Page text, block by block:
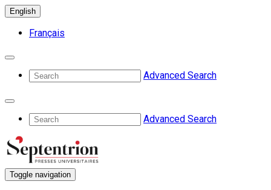
English
Français
Advanced Search
Advanced Search
Toggle navigation